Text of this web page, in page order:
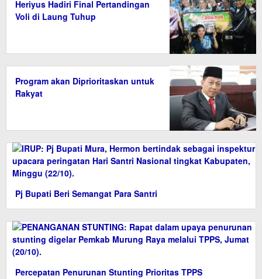
Heriyus Hadiri Final Pertandingan
Voli di Laung Tuhup
Program akan Diprioritaskan untuk
Rakyat
Pj Bupati Beri Semangat Para Santri
Percepatan Penurunan Stunting Prioritas TPPS